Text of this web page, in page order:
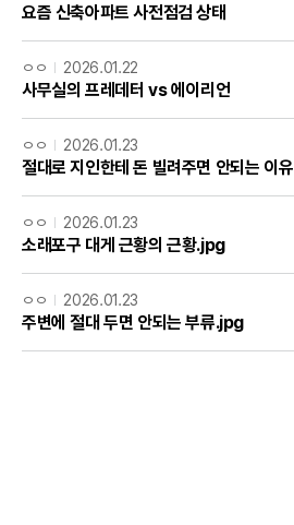
요즘 신축아파트 사전점검 상태
ㅇㅇ 2026.01.22
사무실의 프레데터 vs 에이리언
ㅇㅇ 2026.01.23
절대로 지인한테 돈 빌려주면 안되는 이유
ㅇㅇ 2026.01.23
소래포구 대게 근황의 근황.jpg
ㅇㅇ 2026.01.23
주변에 절대 두면 안되는 부류.jpg